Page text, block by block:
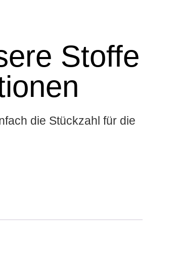
Stoffe
die Stückzahl für die